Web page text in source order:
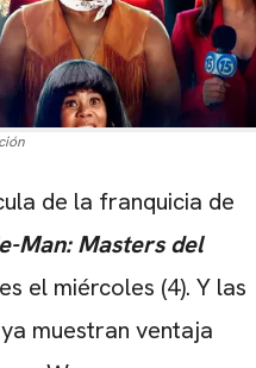
de la franquicia de
Man: Masters del
el miércoles (4). Y las
muestran ventaja